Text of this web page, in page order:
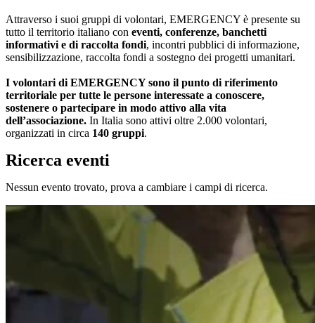
Attraverso i suoi gruppi di volontari, EMERGENCY è presente su
tutto il territorio italiano con eventi, conferenze, banchetti
informativi e di raccolta fondi, incontri pubblici di informazione,
sensibilizzazione, raccolta fondi a sostegno dei progetti umanitari.
I volontari di EMERGENCY sono il punto di riferimento
territoriale per tutte le persone interessate a conoscere,
sostenere o partecipare in modo attivo alla vita
dell’associazione. In Italia sono attivi oltre 2.000 volontari,
organizzati in circa 140 gruppi.
Ricerca eventi
Nessun evento trovato, prova a cambiare i campi di ricerca.